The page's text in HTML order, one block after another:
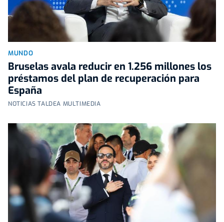
MUNDO
Bruselas avala reducir en 1.256 millones los
préstamos del plan de recuperación para
España
NOTICIAS TALDEA MULTIMEDIA